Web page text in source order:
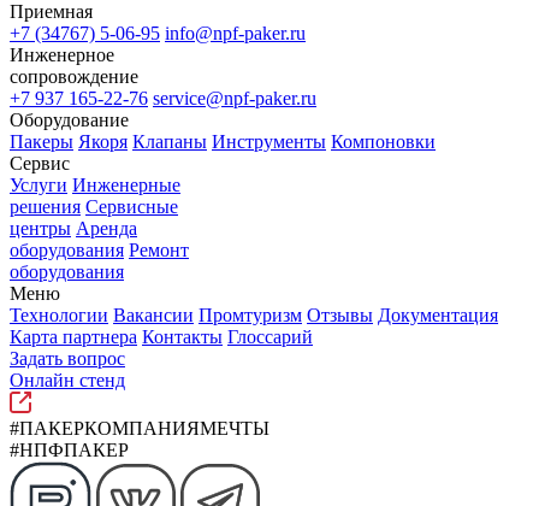
Приемная
+7 (34767) 5-06-95 info@npf-paker.ru
Инженерное
сопровождение
+7 937 165-22-76 service@npf-paker.ru
Оборудование
Пакеры Якоря Клапаны Инструменты Компоновки
Сервис
Услуги Инженерные
решения Сервисные
центры Аренда
оборудования Ремонт
оборудования
Меню
Технологии Вакансии Промтуризм Отзывы Документация
Карта партнера Контакты Глоссарий
Задать вопрос
Онлайн стенд
#ПАКЕРКОМПАНИЯМЕЧТЫ
#НПФПАКЕР